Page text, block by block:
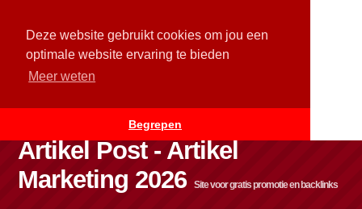
Deze website gebruikt cookies om jou een
optimale website ervaring te bieden
Meer weten
Begrepen
Artikel Post - Artikel
Marketing 2026
Site voor gratis promotie en backlinks